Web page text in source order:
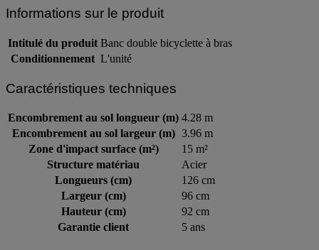
Informations sur le produit
Intitulé du produit Banc double bicyclette à bras
Conditionnement L'unité
Caractéristiques techniques
Encombrement au sol longueur (m) 4.28 m
Encombrement au sol largeur (m) 3.96 m
Zone d'impact surface (m²)
15 m²
Structure matériau
Acier
Longueurs (cm)
126 cm
Largeur (cm)
96 cm
Hauteur (cm)
92 cm
Garantie client
5 ans